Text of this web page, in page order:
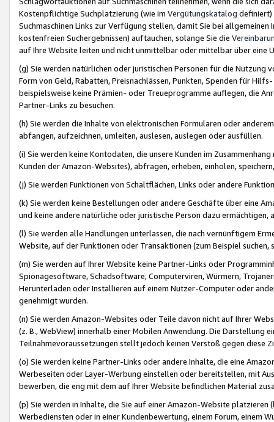
Kostenpflichtige Suchplatzierung (wie im Vergütungskatalog definiert)
Suchmaschinen Links zur Verfügung stellen, damit Sie bei
kostenfreien Suchergebnissen) auftauchen, solange Sie die
auf Ihre Website leiten und nicht unmittelbar oder mittelbar über eine
(g) Sie werden natürlichen oder juristischen Personen für die Nutzung
Form von Geld, Rabatten, Preisnachlässen, Punkten, Spenden für
beispielsweise keine Prämien- oder Treueprogramme auflegen, die
Partner-Links zu besuchen.
(h) Sie werden die Inhalte von elektronischen Formularen oder
abfangen, aufzeichnen, umleiten, auslesen, auslegen oder ausfüllen.
(i) Sie werden keine Kontodaten, die unsere Kunden im
Kunden der Amazon-Websites), abfragen, erheben, einholen,
(j) Sie werden Funktionen von Schaltflächen, Links oder andere
(k) Sie werden keine Bestellungen oder andere Geschäfte über eine
und keine andere natürliche oder juristische Person dazu
(l) Sie werden alle Handlungen unterlassen, die nach vernünftigem
Website, auf der Funktionen oder Transaktionen (zum Beispiel
(m) Sie werden auf Ihrer Website keine Partner-Links oder
Spionagesoftware, Schadsoftware, Computerviren, Würmern,
Herunterladen oder Installieren auf einem Nutzer-Computer oder
genehmigt wurden.
(n) Sie werden Amazon-Websites oder Teile davon nicht auf Ihrer
(z. B., WebView) innerhalb einer Mobilen Anwendung. Die Darstellung
Teilnahmevoraussetzungen stellt jedoch keinen Verstoß gegen diese
(o) Sie werden keine Partner-Links oder andere Inhalte, die eine
Werbeseiten oder Layer-Werbung einstellen oder bereitstellen, mit
bewerben, die eng mit dem auf Ihrer Website befindlichen Material
(p) Sie werden in Inhalte, die Sie auf einer Amazon-Website
Werbediensten oder in einer Kundenbewertung, einem Forum, einem